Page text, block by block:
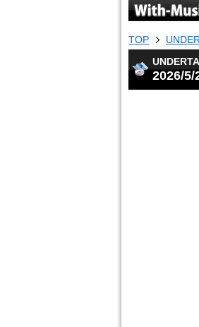
TOP
2026/5/